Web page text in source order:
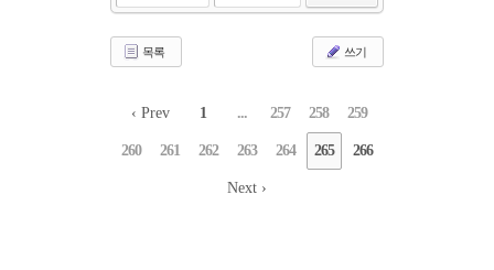
목록 쓰기
‹ Prev 1 ... 257 258 259
260 261 262 263 264 265 266
Next ›